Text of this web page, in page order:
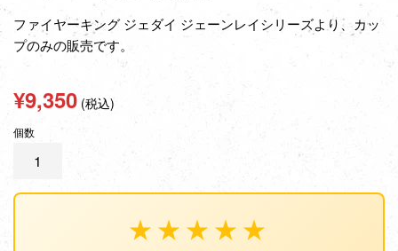
ファイヤーキング ジェダイ ジェーンレイシリーズより、カッ
プのみの販売です。
通
常
価
¥9,350 (税込)
個数
★★★★★